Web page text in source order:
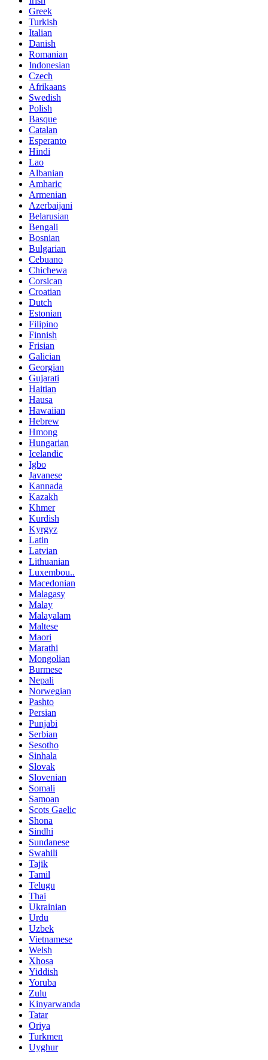
Greek
Turkish
Italian
Danish
Romanian
Indonesian
Czech
Afrikaans
Swedish
Polish
Basque
Catalan
Esperanto
Hindi
Lao
Albanian
Amharic
Armenian
Azerbaijani
Belarusian
Bengali
Bosnian
Bulgarian
Cebuano
Chichewa
Corsican
Croatian
Dutch
Estonian
Filipino
Finnish
Frisian
Galician
Georgian
Gujarati
Haitian
Hausa
Hawaiian
Hebrew
Hmong
Hungarian
Icelandic
Igbo
Javanese
Kannada
Kazakh
Khmer
Kurdish
Kyrgyz
Latin
Latvian
Lithuanian
Luxembou..
Macedonian
Malagasy
Malay
Malayalam
Maltese
Maori
Marathi
Mongolian
Burmese
Nepali
Norwegian
Pashto
Persian
Punjabi
Serbian
Sesotho
Sinhala
Slovak
Slovenian
Somali
Samoan
Scots Gaelic
Shona
Sindhi
Sundanese
Swahili
Tajik
Tamil
Telugu
Thai
Ukrainian
Urdu
Uzbek
Vietnamese
Welsh
Xhosa
Yiddish
Yoruba
Zulu
Kinyarwanda
Tatar
Oriya
Turkmen
Uyghur